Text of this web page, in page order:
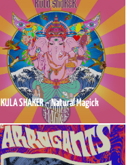
KULA SHAKER – Natural Magick